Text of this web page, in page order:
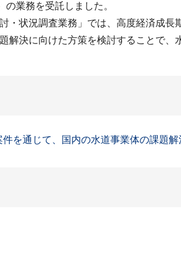
業務を受託しました。
状況調査業務」では、高度経済成
決に向けた方策を検討することで、
を通じて、国内の水道事業体の課題